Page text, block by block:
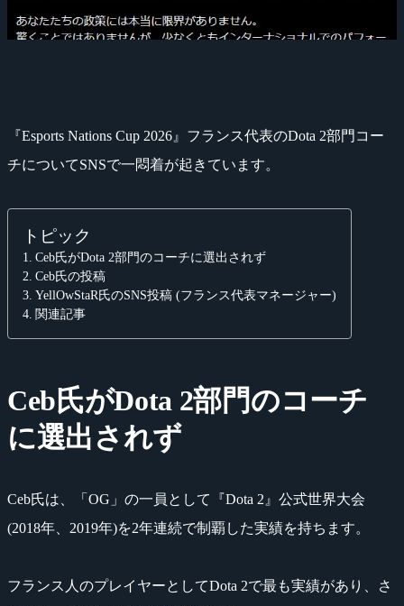
『Esports Nations Cup 2026』フランス代表のDota 2部門コー
チについてSNSで一悶着が起きています。
トピック
Ceb氏がDota 2部門のコーチに選出されず
Ceb氏の投稿
YellOwStaR氏のSNS投稿 (フランス代表マネージャー)
関連記事
Ceb氏がDota 2部門のコーチ
に選出されず
Ceb氏は、「OG」の一員として『Dota 2』公式世界大会
(2018年、2019年)を2年連続で制覇した実績を持ちます。
フランス人のプレイヤーとしてDota 2で最も実績があり、さ